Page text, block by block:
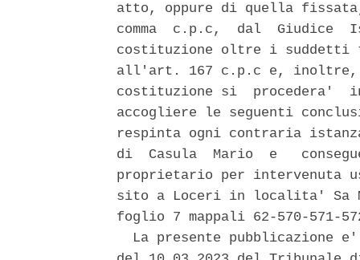
atto, oppure di quella
comma  c.p.c,  dal  Giudice
costituzione oltre i suddetti
all'art. 167 c.p.c e, inoltre,
costituzione si  procedera'
accogliere le seguenti
respinta ogni contraria
di  Casula  Mario  e
proprietario per intervenuta
sito a Loceri in localita' Sa
foglio 7 mappali 62-570-571-
La presente pubblicazione